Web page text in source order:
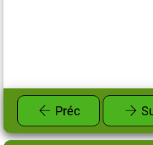
Préc